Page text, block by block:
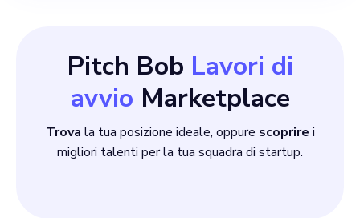
Pitch Bob Lavori di
avvio Marketplace
Trova la tua posizione ideale, oppure scoprire i
migliori talenti per la tua squadra di startup.